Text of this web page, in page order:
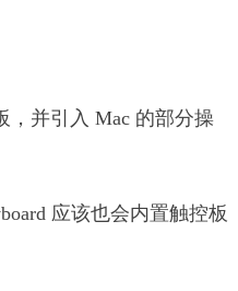
，并引入 Mac 的部分操
应该也会内置触控板